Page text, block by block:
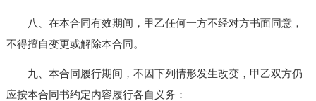
八、在本合同有效期间，甲乙任何一方不经对方书面同意，
不得擅自变更或解除本合同。
九、本合同履行期间，不因下列情形发生改变，甲乙双方仍
应按本合同书约定内容履行各自义务：